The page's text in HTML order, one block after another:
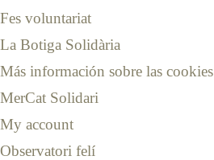
Fes voluntariat
La Botiga Solidària
Más información sobre las cookies
MerCat Solidari
My account
Observatori felí